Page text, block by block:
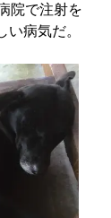
院で注射を
病気だ。